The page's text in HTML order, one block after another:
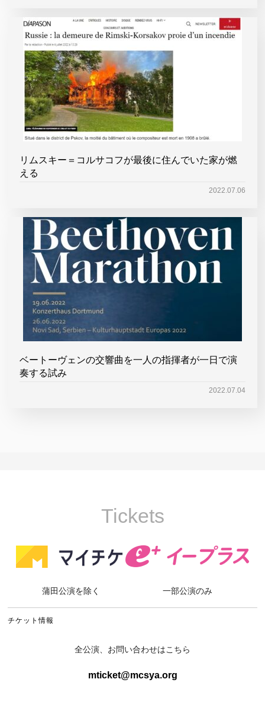
リムスキー＝コルサコフが最後に住んでいた家が燃
える
2022.07.06
ベートーヴェンの交響曲を一人の指揮者が一日で演
奏する試み
2022.07.04
Tickets
蒲田公演を除く 一部公演のみ
チケット情報
全公演、お問い合わせはこちら
mticket@mcsya.org